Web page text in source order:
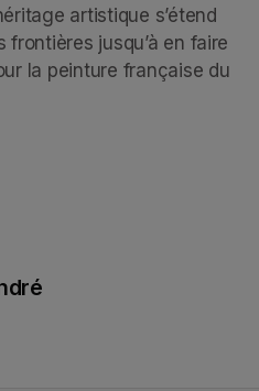
artistique s’étend
jusqu’à en faire
la peinture française du